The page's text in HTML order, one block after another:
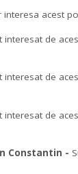
interesa acest
interesat de
interesat de
interesat de
Constantin -